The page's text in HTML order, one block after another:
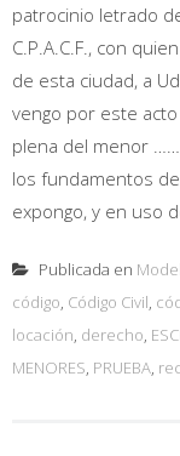
patrocinio letrado
C.P.A.C.F., con
de esta ciudad, a
vengo por este
plena del menor
los fundamentos
expongo, y en uso
Publicada en
código, Código Civil,
locación, derecho,
MENORES, PRUEBA,